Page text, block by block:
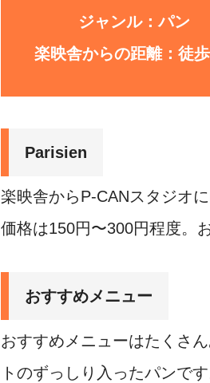
ジャンル：パン
楽映舎からの距離：徒
Parisien
楽映舎からP-CANスタジオ
価格は150円〜300円程度。
おすすめメニュー
おすすめメニューはたくさ
トのずっしり入ったパンです